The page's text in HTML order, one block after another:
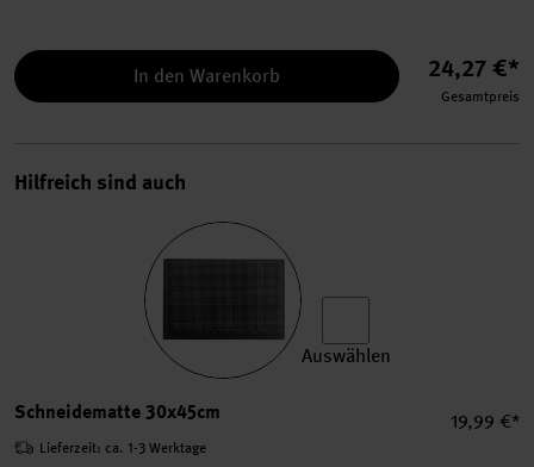
In den Warenkorb 24,27 €*
Gesamtpreis
Hilfreich sind auch
Auswählen
Schneidematte 30x45cm
19,99 €*
Lieferzeit: ca. 1-3 Werktage